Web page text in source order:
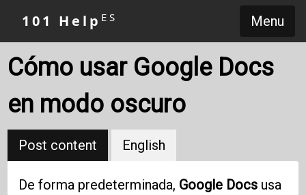
Menu
101 Help ES
Cómo usar Google Docs
en modo oscuro
Post content English
De forma predeterminada, Google Docs usa